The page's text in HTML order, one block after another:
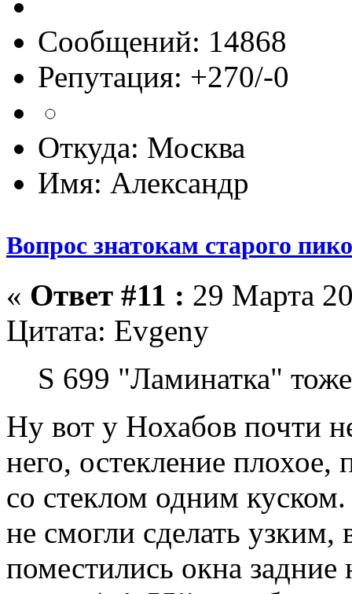
Сообщений: 14868
Репутация: +270/-0
Откуда: Москва
Имя: Александр
Вопрос знатокам старого пико
« Ответ #11 : 29 Марта
Цитата: Evgeny
S 699 "Ламинатка"
Ну вот у Нохабов почти
него, остекление
со стеклом одним
не смогли сделать
поместились окна